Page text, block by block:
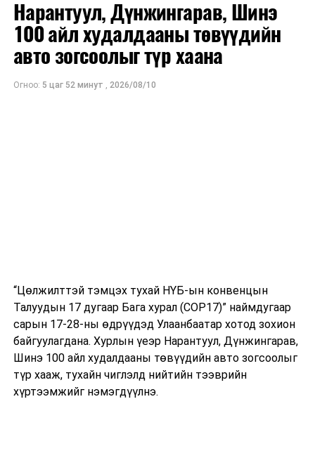
Либери улсын сангийн сайд асанг баривчлах шүүхийн
шийдвэр гарчээ
Нарантуул, Дүнжингарав, Шинэ
100 айл худалдааны төвүүдийн
авто зогсоолыг түр хаана
Огноо: 5 цаг 52 минут , 2026/08/10
“Цөлжилттэй тэмцэх тухай НҮБ-ын конвенцын
Талуудын 17 дугаар Бага хурал (COP17)” наймдугаар
сарын 17-28-ны өдрүүдэд Улаанбаатар хотод зохион
байгуулагдана. Хурлын үеэр Нарантуул, Дүнжингарав,
Шинэ 100 айл худалдааны төвүүдийн авто зогсоолыг
түр хааж, тухайн чиглэлд нийтийн тээврийн
хүртээмжийг нэмэгдүүлнэ.